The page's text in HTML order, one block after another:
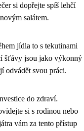
si dopřejte spíš lehčí
salátem.
jídla to s tekutinami
šťávy jsou jako výkonný
odvádět svou práci.
do zdraví.
si s rodinou nebo
vám za tento přístup